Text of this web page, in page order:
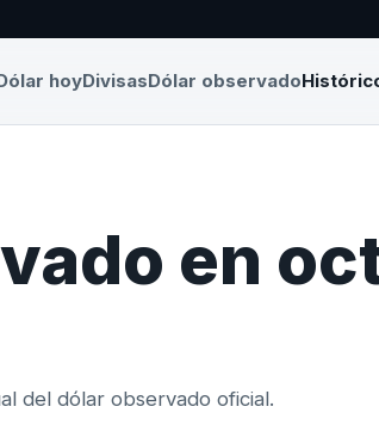
hoyDivisasDólar observado
en
del dólar observado oficial.